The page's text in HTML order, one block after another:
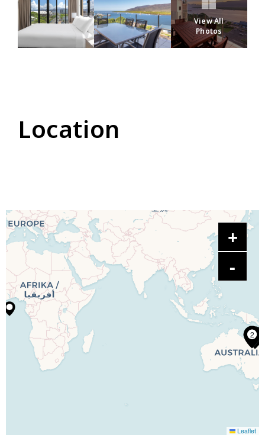
View All
Photos
Location
2
Leaflet